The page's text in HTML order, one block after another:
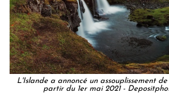
L'Islande a annoncé un assouplissement
partir du 1er mai 2021 -